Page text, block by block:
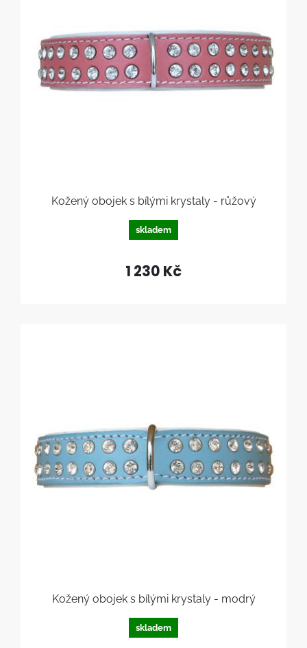
Kožený obojek s bílými krystaly - růžový
skladem
1 230 Kč
Kožený obojek s bílými krystaly - modrý
skladem